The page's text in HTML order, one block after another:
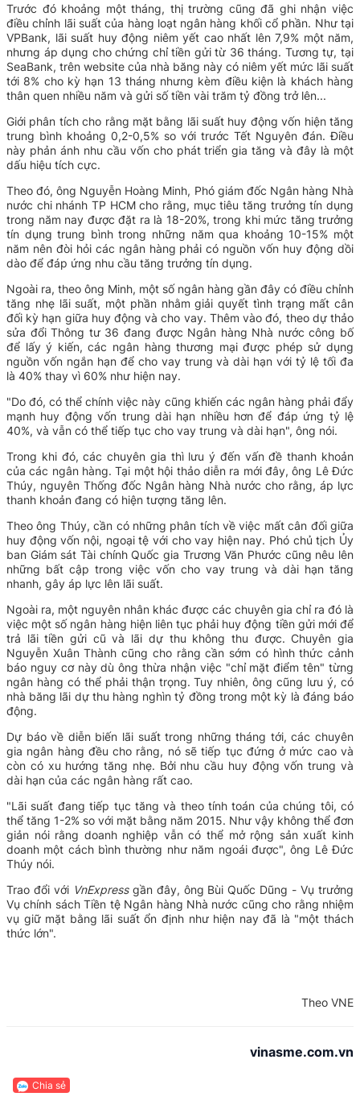
Trước đó khoảng một tháng, thị trường cũng đã ghi nhận việc
điều chỉnh lãi suất của hàng loạt ngân hàng khối cổ phần. Như tại
VPBank, lãi suất huy động niêm yết cao nhất lên 7,9% một năm,
nhưng áp dụng cho chứng chỉ tiền gửi từ 36 tháng. Tương tự, tại
SeaBank, trên website của nhà băng này có niêm yết mức lãi suất
tới 8% cho kỳ hạn 13 tháng nhưng kèm điều kiện là khách hàng
thân quen nhiều năm và gửi số tiền vài trăm tỷ đồng trở lên...
Giới phân tích cho rằng mặt bằng lãi suất huy động vốn hiện tăng
trung bình khoảng 0,2-0,5% so với trước Tết Nguyên đán. Điều
này phản ánh nhu cầu vốn cho phát triển gia tăng và đây là một
dấu hiệu tích cực.
Theo đó, ông Nguyễn Hoàng Minh, Phó giám đốc Ngân hàng Nhà
nước chi nhánh TP HCM cho rằng, mục tiêu tăng trưởng tín dụng
trong năm nay được đặt ra là 18-20%, trong khi mức tăng trưởng
tín dụng trung bình trong những năm qua khoảng 10-15% một
năm nên đòi hỏi các ngân hàng phải có nguồn vốn huy động dồi
dào để đáp ứng nhu cầu tăng trưởng tín dụng.
Ngoài ra, theo ông Minh, một số ngân hàng gần đây có điều chỉnh
tăng nhẹ lãi suất, một phần nhằm giải quyết tình trạng mất cân
đối kỳ hạn giữa huy động và cho vay. Thêm vào đó, theo dự thảo
sửa đổi Thông tư 36 đang được Ngân hàng Nhà nước công bố
để lấy ý kiến, các ngân hàng thương mại được phép sử dụng
nguồn vốn ngắn hạn để cho vay trung và dài hạn với tỷ lệ tối đa
là 40% thay vì 60% như hiện nay.
"Do đó, có thể chính việc này cũng khiến các ngân hàng phải đẩy
mạnh huy động vốn trung dài hạn nhiều hơn để đáp ứng tỷ lệ
40%, và vẫn có thể tiếp tục cho vay trung và dài hạn", ông nói.
Trong khi đó, các chuyên gia thì lưu ý đến vấn đề thanh khoản
của các ngân hàng. Tại một hội thảo diễn ra mới đây, ông Lê Đức
Thúy, nguyên Thống đốc Ngân hàng Nhà nước cho rằng, áp lực
thanh khoản đang có hiện tượng tăng lên.
Theo ông Thúy, cần có những phân tích về việc mất cân đối giữa
huy động vốn nội, ngoại tệ với cho vay hiện nay. Phó chủ tịch Ủy
ban Giám sát Tài chính Quốc gia Trương Văn Phước cũng nêu lên
những bất cập trong việc vốn cho vay trung và dài hạn tăng
nhanh, gây áp lực lên lãi suất.
Ngoài ra, một nguyên nhân khác được các chuyên gia chỉ ra đó là
việc một số ngân hàng hiện liên tục phải huy động tiền gửi mới để
trả lãi tiền gửi cũ và lãi dự thu không thu được. Chuyên gia
Nguyễn Xuân Thành cũng cho rằng cần sớm có hình thức cảnh
báo nguy cơ này dù ông thừa nhận việc "chỉ mặt điểm tên" từng
ngân hàng có thể phải thận trọng. Tuy nhiên, ông cũng lưu ý, có
nhà băng lãi dự thu hàng nghìn tỷ đồng trong một kỳ là đáng báo
động.
Dự báo về diễn biến lãi suất trong những tháng tới, các chuyên
gia ngân hàng đều cho rằng, nó sẽ tiếp tục đứng ở mức cao và
còn có xu hướng tăng nhẹ. Bởi nhu cầu huy động vốn trung và
dài hạn của các ngân hàng rất cao.
"Lãi suất đang tiếp tục tăng và theo tính toán của chúng tôi, có
thể tăng 1-2% so với mặt bằng năm 2015. Như vậy không thể đơn
giản nói rằng doanh nghiệp vẫn có thể mở rộng sản xuất kinh
doanh một cách bình thường như năm ngoái được", ông Lê Đức
Thúy nói.
Trao đổi với VnExpressgần đây, ông Bùi Quốc Dũng - Vụ trưởng
Vụ chính sách Tiền tệ Ngân hàng Nhà nước cũng cho rằng nhiệm
vụ giữ mặt bằng lãi suất ổn định như hiện nay đã là "một thách
thức lớn".
Theo VNE
vinasme.com.vn
Chia sẻ